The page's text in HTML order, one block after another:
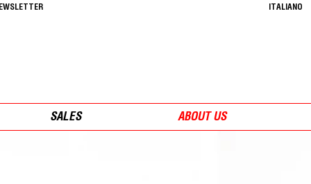
ITALIANO
SALES ABOUT US